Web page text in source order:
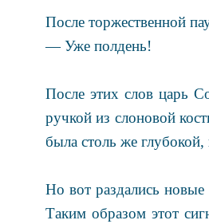
После торжественной
— Уже полдень!
После этих слов царь
ручкой из слоновой
была столь же
Но вот раздались
Таким образом этот